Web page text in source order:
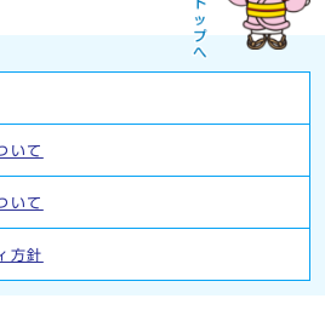
いて
いて
方針